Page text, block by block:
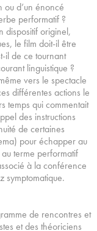
ou d’un énoncé
performatif ?
dispositif originel,
le film doit-il être
il de ce tournant
linguistique ?
vers le spectacle
différentes actions le
temps qui commentait
des instructions
de certaines
pour échapper au
terme performatif
à la conférence
symptomatique.
de rencontres et
et des théoriciens